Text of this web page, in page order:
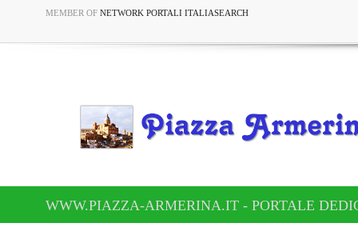
MEMBER OF NETWORK PORTALI ITALIASEARCH
WWW.PIAZZA-ARMERINA.IT - PORTALE